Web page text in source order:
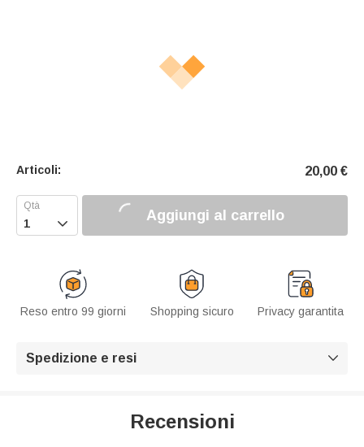
Articoli: 20,00 €
 Aggiungi al carrello
Reso entro 99 giorni Shopping sicuro Privacy garantita
Spedizione e resi 
Recensioni